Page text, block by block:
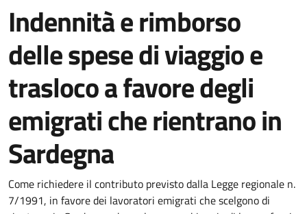
Indennità e rimborso
delle spese di viaggio e
trasloco a favore degli
emigrati che rientrano in
Sardegna
Dettagli della notizia
Come richiedere il contributo previsto dalla Legge regionale n.
7/1991, in favore dei lavoratori emigrati che scelgono di